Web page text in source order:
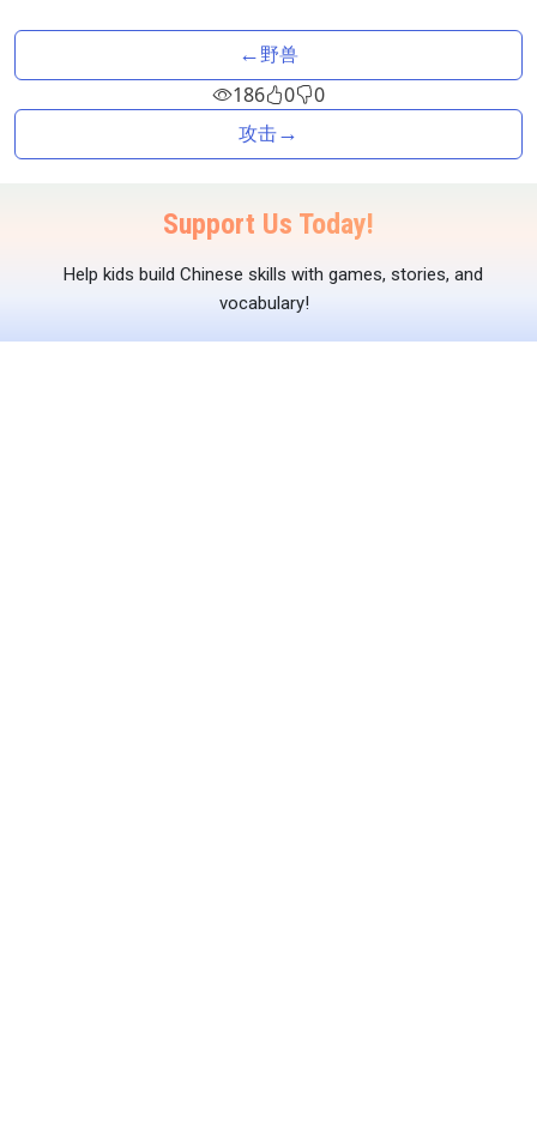
← 野兽
186 0 0
攻击→
Support Us Today!
Help kids build Chinese skills with games, stories, and
vocabulary!